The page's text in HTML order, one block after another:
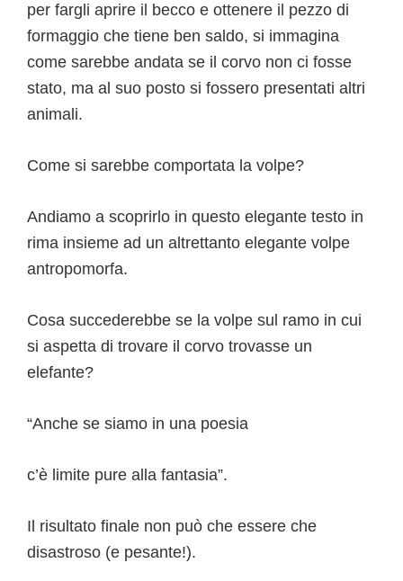
per fargli aprire il becco e ottenere il pezzo di
formaggio che tiene ben saldo, si immagina
come sarebbe andata se il corvo non ci fosse
stato, ma al suo posto si fossero presentati altri
animali.
Come si sarebbe comportata la volpe?
Andiamo a scoprirlo in questo elegante testo in
rima insieme ad un altrettanto elegante volpe
antropomorfa.
Cosa succederebbe se la volpe sul ramo in cui
si aspetta di trovare il corvo trovasse un
elefante?
“Anche se siamo in una poesia
c’è limite pure alla fantasia”.
Il risultato finale non può che essere che
disastroso (e pesante!).